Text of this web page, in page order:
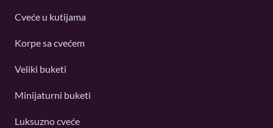
Cveće u kutijama
Korpe sa cvećem
Veliki buketi
Minijaturni buketi
Luksuzno cveće